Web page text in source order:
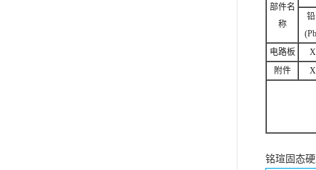
部件名
称
铅
电路板
X
附件
X
铭瑄固态